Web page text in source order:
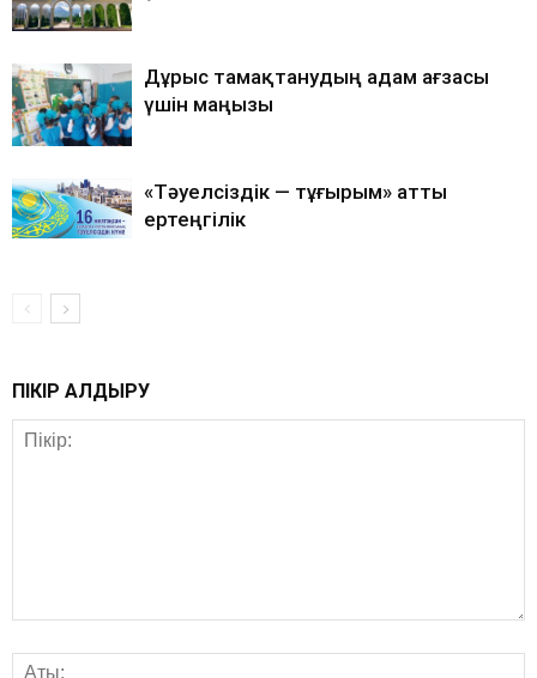
Дұрыс тамақтанудың адам ағзасы
үшін маңызы
«Тәуелсіздік — тұғырым» атты
ертеңгілік
ПІКІР ҚАЛДЫРУ